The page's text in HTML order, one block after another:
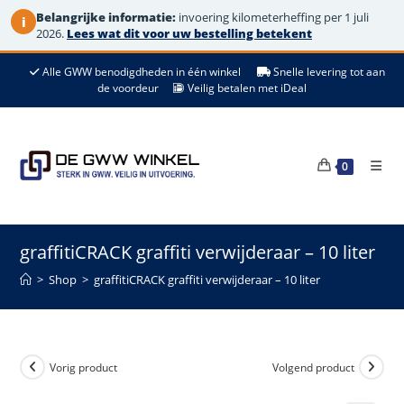
i Belangrijke informatie: invoering kilometerheffing per 1 juli
2026. Lees wat dit voor uw bestelling betekent
de
Alle GWW benodigdheden in één winkel
Snelle levering tot aan
de voordeur
Veilig betalen met iDeal
0
graffitiCRACK graffiti verwijderaar – 10 liter
> Shop > graffitiCRACK graffiti verwijderaar – 10 liter
Vorig product Volgend product